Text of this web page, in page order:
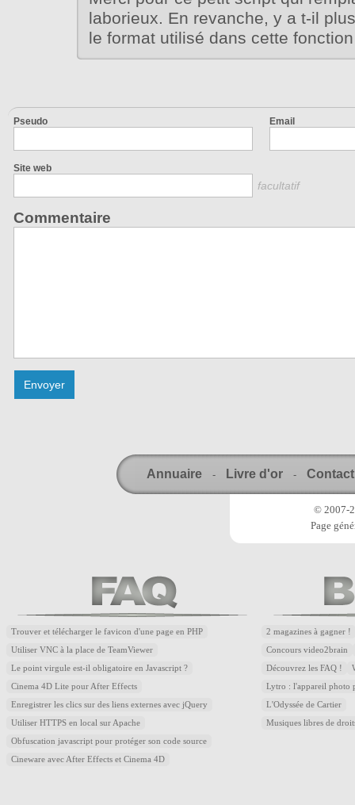
laborieux. En revanche, y a t-il
le format utilisé dans cette
Pseudo Email
Site web
facultatif
Commentaire
Annuaire - Livre d'or - Contact
© 2007-
Page
Trouver et télécharger le favicon d'une page en PHP
Utiliser VNC à la place de TeamViewer
Le point virgule est-il obligatoire en Javascript ?
Cinema 4D Lite pour After Effects
Enregistrer les clics sur des liens externes avec jQuery
Utiliser HTTPS en local sur Apache
Obfuscation javascript pour protéger son code source
Cineware avec After Effects et Cinema 4D
2 magazines à gagner !
Concours video2brain
Découvrez les FAQ !
Lytro : l'appareil photo
L'Odyssée de Cartier
Musiques libres de